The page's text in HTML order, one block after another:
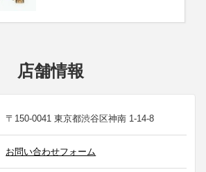
店舗情報
〒150-0041 東京都渋谷区神南 1-14-8
お問い合わせフォーム